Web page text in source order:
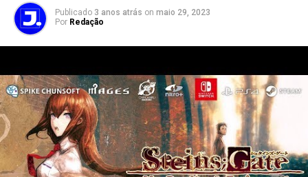
Publicado 3 anos atrás on maio 29, 2023
Por Redação